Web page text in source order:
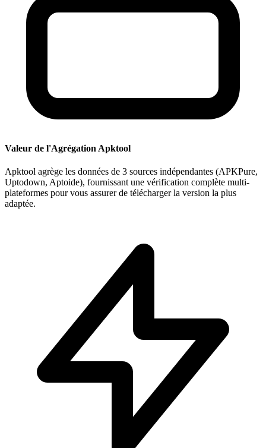
Valeur de l'Agrégation Apktool
Apktool agrège les données de 3 sources indépendantes (APKPure,
Uptodown, Aptoide), fournissant une vérification complète multi-
plateformes pour vous assurer de télécharger la version la plus
adaptée.